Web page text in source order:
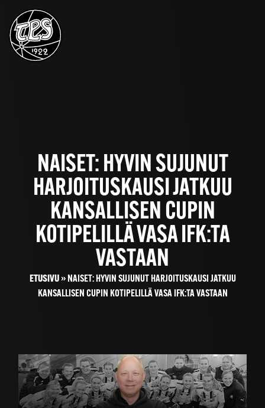
NAISET: HYVIN SUJUNUT
HARJOITUSKAUSI JATKUU
KANSALLISEN CUPIN
KOTIPELILLÄ VASA IFK:TA
VASTAAN
ETUSIVU» NAISET: HYVIN SUJUNUT HARJOITUSKAUSI JATKUU
KANSALLISEN CUPIN KOTIPELILLÄ VASA IFK:TA VASTAAN